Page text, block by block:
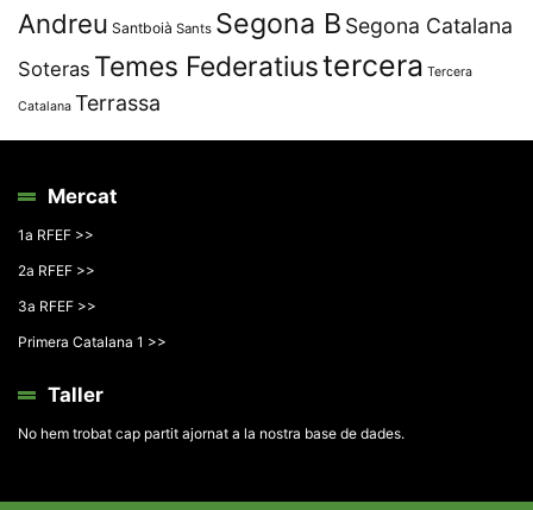
Andreu Santboià Sants Segona B Segona Catalana
Soteras Temes Federatiustercera Tercera
Catalana Terrassa
Mercat
1a RFEF >>
2a RFEF >>
3a RFEF >>
Primera Catalana 1 >>
Taller
No hem trobat cap partit ajornat a la nostra base de dades.